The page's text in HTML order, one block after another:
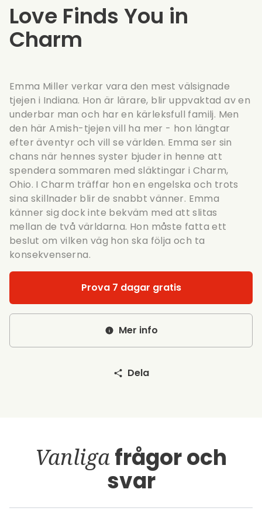
Love Finds You in
Charm
Emma Miller verkar vara den mest välsignade
tjejen i Indiana. Hon är lärare, blir uppvaktad av en
underbar man och har en kärleksfull familj. Men
den här Amish-tjejen vill ha mer - hon längtar
efter äventyr och vill se världen. Emma ser sin
chans när hennes syster bjuder in henne att
spendera sommaren med släktingar i Charm,
Ohio. I Charm träffar hon en engelska och trots
sina skillnader blir de snabbt vänner. Emma
känner sig dock inte bekväm med att slitas
mellan de två världarna. Hon måste fatta ett
beslut om vilken väg hon ska följa och ta
konsekvenserna.
Prova 7 dagar gratis
Mer info
Dela
Vanligafrågor och
svar